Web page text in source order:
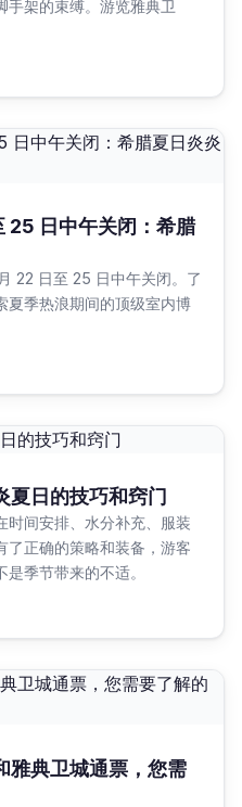
手架的束缚。游览雅典卫
25 日中午关闭：希腊
22 日至 25 日中午关闭。了
夏季热浪期间的顶级室内博
夏日的技巧和窍门
时间安排、水分补充、服装
了正确的策略和装备，游客
季节带来的不适。
雅典卫城通票，您需